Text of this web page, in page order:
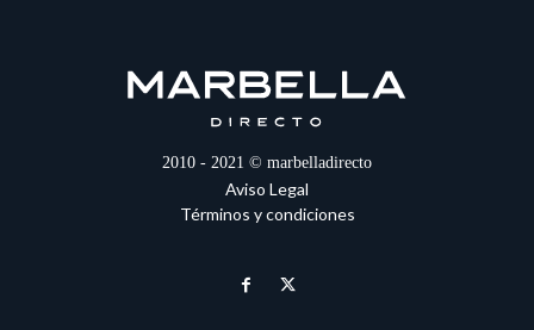
2010 - 2021 © marbelladirecto
Aviso Legal
Términos y condiciones